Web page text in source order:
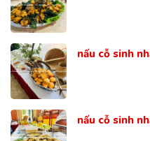
nấu cỗ sinh
nấu cỗ sinh